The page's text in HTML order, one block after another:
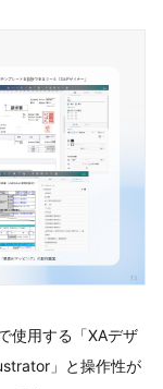
使用する「XAデザ
」と操作性が